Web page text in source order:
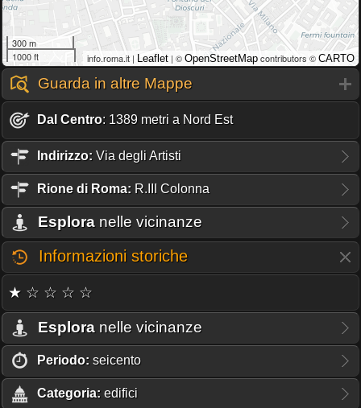
300 m
1000 ft
info.roma.it | Leaflet | © OpenStreetMap contributors © CARTO
Guarda in altre Mappe
Dal Centro: 1389 metri a Nord Est
Indirizzo: Via degli Artisti
Rione di Roma: R.III Colonna
Esplora nelle vicinanze
Informazioni storiche
★ ☆ ☆ ☆ ☆
Esplora nelle vicinanze
Periodo: seicento
Categoria: edifici